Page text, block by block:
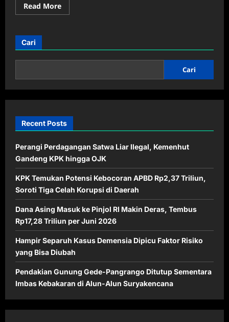
Read MoreRead
more
Marzuki,
SebutPilot-
Pilot
Pastikan
Asta
Cari
Cari
Recent Posts
Perangi Perdagangan Satwa Liar Ilegal, Kemenhut
Gandeng KPK hingga OJK
KPK Temukan Potensi Kebocoran APBD Rp2,37 Triliun,
Soroti Tiga Celah Korupsi di Daerah
Dana Asing Masuk ke Pinjol RI Makin Deras, Tembus
Rp17,28 Triliun per Juni 2026
Hampir Separuh Kasus Demensia Dipicu Faktor Risiko
yang Bisa Diubah
Pendakian Gunung Gede-Pangrango Ditutup Sementara
Imbas Kebakaran di Alun-Alun Suryakencana